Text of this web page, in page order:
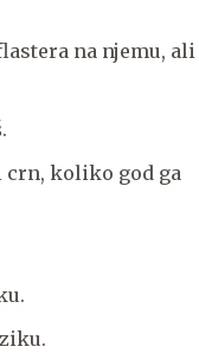
na njemu, ali
crn, koliko god ga